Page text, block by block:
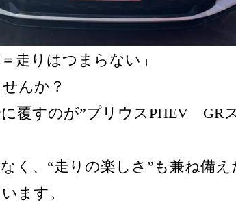
走りはつまらない」
んか？
覆すのが”プリウスPHEV GR
く、“走りの楽しさ”も兼ね備え
ます。